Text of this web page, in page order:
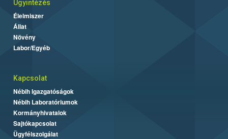
Ügyintézés
Élelmiszer
Állat
Növény
Labor/Egyéb
Kapcsolat
Nébih Igazgatóságok
Nébih Laboratóriumok
Kormányhivatalok
Sajtókapcsolat
Ügyfélszolgálat